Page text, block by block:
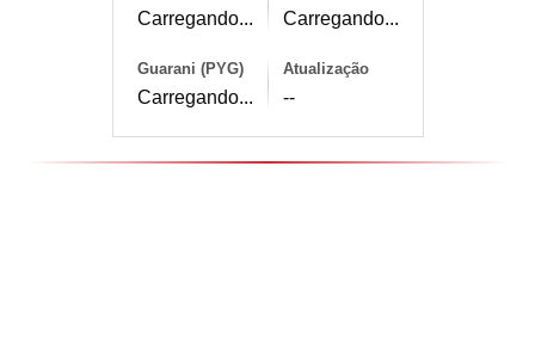
Carregando... Carregando...
Guarani (PYG)
Carregando...
Atualização
--